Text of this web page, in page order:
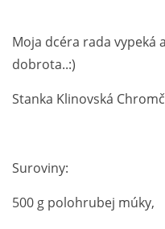
Moja dcéra rada vypeká
dobrota..:)
Stanka Klinovská
Suroviny:
500 g polohrubej múky,